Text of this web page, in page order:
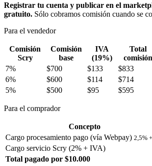
Registrar tu cuenta y publicar en el
gratuito. Sólo cobramos comisión cuando se
Para el vendedor
Comisión
Scry
Comisión
base
IVA
(19%)
Total
comisión
7%
$700 $133 $833
6%
$600 $114 $714
5%
$500 $95 $595
Para el comprador
Concepto
Cargo procesamiento pago (vía Webpay) 2,5%
Cargo servicio Scry (2% + IVA)
Total pagado por $10.000